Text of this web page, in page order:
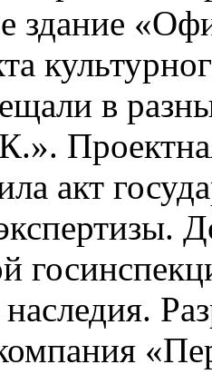
здание
в
акт